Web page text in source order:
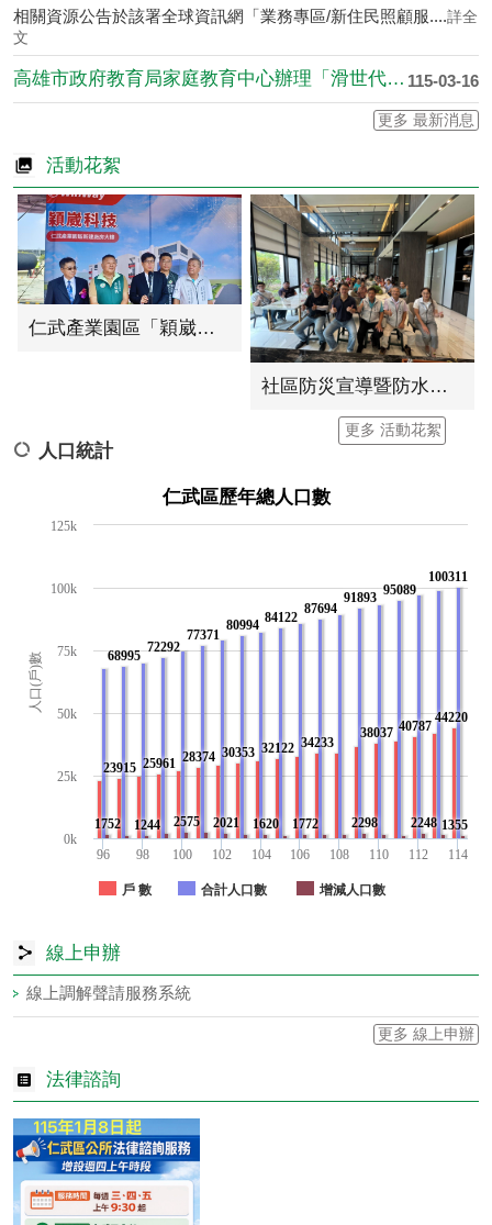
相關資源公告於該署全球資訊網「業務專區/新住民照顧服....詳全
文
115-03-16
高雄市政府教育局家庭教育中心辦理「滑世代教養....
更多 最新消息
活動花絮
仁武產業園區「穎崴科技」新廠動土典禮
社區防災宣導暨防水閘門演練
更多 活動花絮
人口統計
人口(戶)數
仁武區歷年總人口數
23915 25961 28374 30353 32122 34233
38037 40787
44220
68995
72292
77371
80994 84122
87694
91893 95089
100311
1752 1244 2575 2021 1620 1772 2298 2248 1355
戶 數 合計人口數 增減人口數
96 98 100 102 104 106 108 110 112 114
0k
25k
50k
75k
100k
125k
線上申辦
線上調解聲請服務系統
更多 線上申辦
法律諮詢